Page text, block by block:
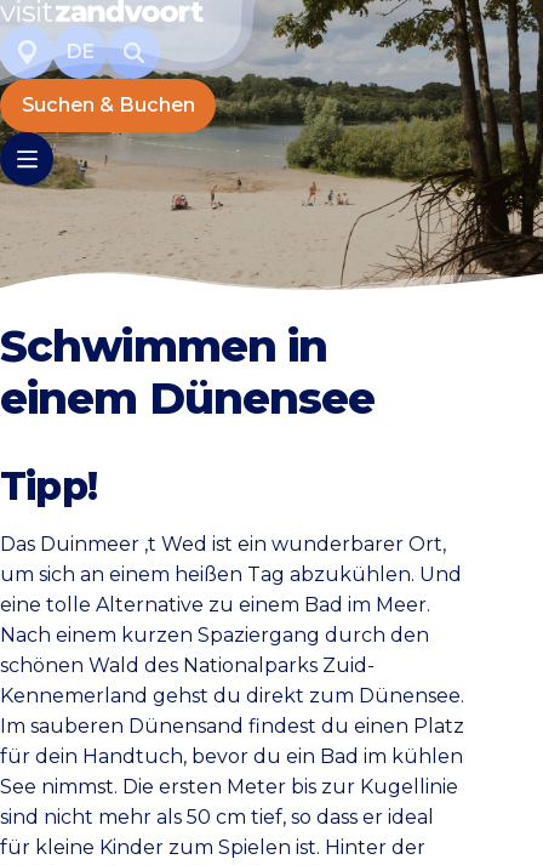
DE
Suchen & Buchen
Schwimmen in
einem Dünensee
Tipp!
Das Duinmeer ‚t Wed ist ein wunderbarer Ort,
um sich an einem heißen Tag abzukühlen. Und
eine tolle Alternative zu einem Bad im Meer.
Nach einem kurzen Spaziergang durch den
schönen Wald des Nationalparks Zuid-
Kennemerland gehst du direkt zum Dünensee.
Im sauberen Dünensand findest du einen Platz
für dein Handtuch, bevor du ein Bad im kühlen
See nimmst. Die ersten Meter bis zur Kugellinie
sind nicht mehr als 50 cm tief, so dass er ideal
für kleine Kinder zum Spielen ist. Hinter der